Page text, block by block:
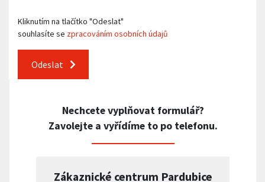
Kliknutím na tlačítko "Odeslat"
souhlasíte se zpracováním osobních údajů
Odeslat
Nechcete vyplňovat formulář?
Zavolejte a vyřídíme to po telefonu.
Zákaznické centrum Pardubice